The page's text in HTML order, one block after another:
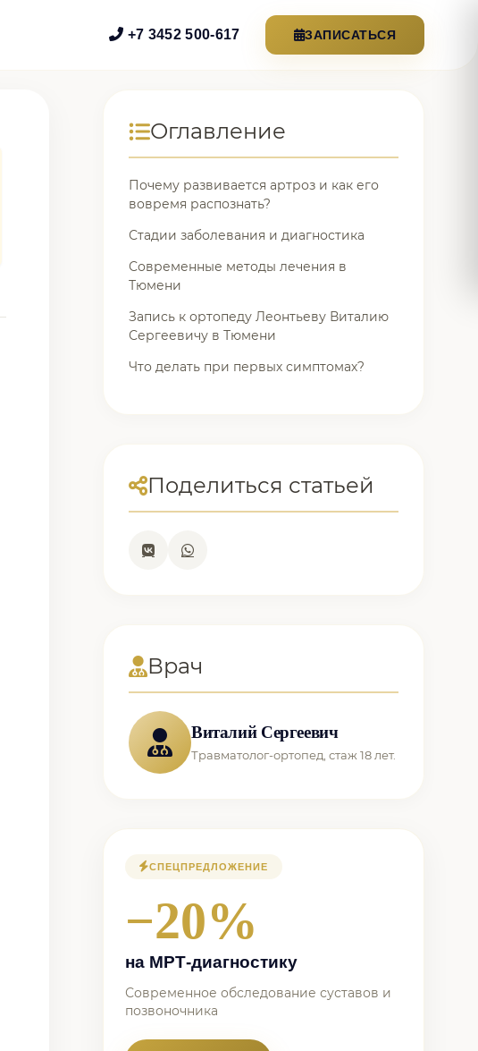
+7 3452 500-617 ЗАПИСАТЬСЯ
Оглавление
Почему развивается артроз и как его
вовремя распознать?
Стадии заболевания и диагностика
Современные методы лечения в
Тюмени
Запись к ортопеду Леонтьеву Виталию
Сергеевичу в Тюмени
Что делать при первых симптомах?
Поделиться статьей
Врач
Виталий Сергеевич
Травматолог-ортопед, стаж 18 лет.
СПЕЦПРЕДЛОЖЕНИЕ
−20%
на МРТ-диагностику
Современное обследование суставов и
позвоночника